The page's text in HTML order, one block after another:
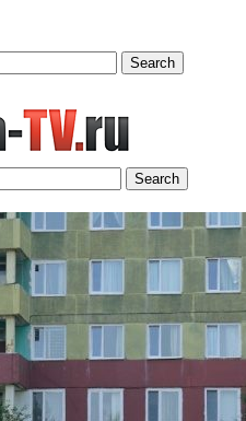
Search
Search